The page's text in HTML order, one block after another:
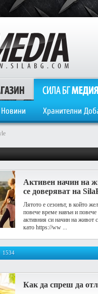
Новини Хранителни
Активен начин на
се доверяват на
Лятото е сезонът, в който
повече време навън и
активния си начин на живот
като https://ww ...
1534
Как да спреш да